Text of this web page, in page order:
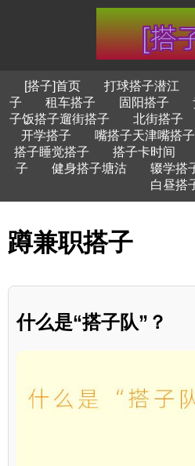
[搭子]首页 打球搭子潜江
子
租车搭子 固阳搭子
子饭搭子遛街搭子
北街搭子
开学搭子
嘴搭子天津嘴搭子
搭子睡觉搭子
搭子卡时间
子
健身搭子塘沽 辍学搭
白昼搭
蹲兼职搭子
什么是“搭子队”？